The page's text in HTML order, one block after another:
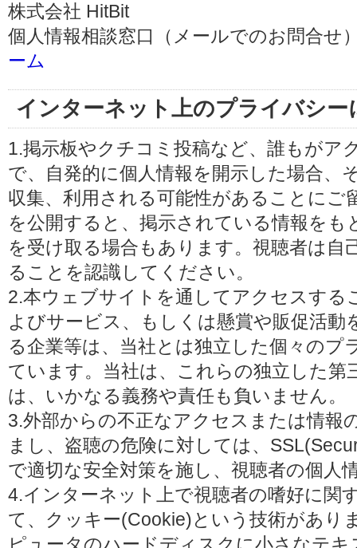
株式会社 HitBit
個人情報相談窓口（メールでのお問合せ
ーム
インターネット上のプライバシー
1.掲示板やクチコミ投稿など、誰もがア
で、自発的に個人情報を開示した場合、
収集、利用される可能性があることに
を公開すると、掲示されている情報を
を受け取る場合もあります。視聴者は自
ることを認識してください。
2.本ウェブサイトを通してアクセスする
よびサービス、もしくは懸賞や販促活動
る企業等は、当社とは独立した個々のプ
ています。当社は、これらの独立した第
は、いかなる義務や責任も負いません。
3.外部からの不正なアクセスまたは情報
まし、盗聴の危険に対しては、
で適切な安全対策を施し、視聴者の個人
4.インターネット上で視聴者の嗜好に関
て、クッキー(Cookie)という技術があり